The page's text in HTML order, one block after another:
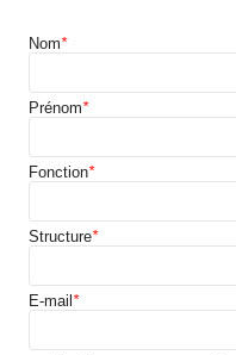
Nom*
Prénom*
Fonction*
Structure*
E-mail*